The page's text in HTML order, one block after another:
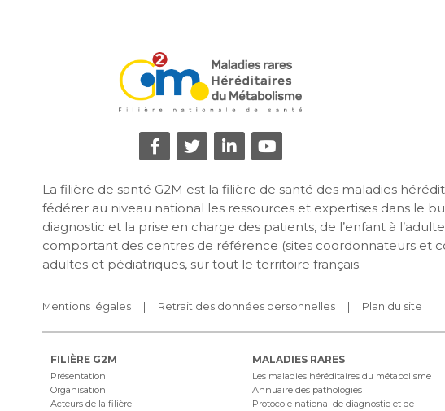
La filière de santé G2M est la filière de santé des maladies
fédérer au niveau national les ressources et expertises dans le
diagnostic et la prise en charge des patients, de l’enfant à
comportant des centres de référence (sites coordonnateurs et
adultes et pédiatriques, sur tout le territoire français.
Mentions légales Retrait des données personnelles Plan du site
FILIÈRE G2M
Présentation
Organisation
Acteurs de la filière
MALADIES RARES
Les maladies héréditaires du métabolisme
Annuaire des pathologies
Protocole national de diagnostic et de